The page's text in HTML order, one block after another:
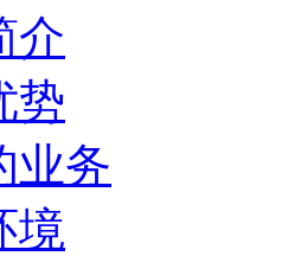
介
势
业务
境